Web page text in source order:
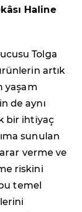
Haline
Tolga
artık
yaşam
de aynı
bir ihtiyaç
sunulan
verme ve
riskini
temel